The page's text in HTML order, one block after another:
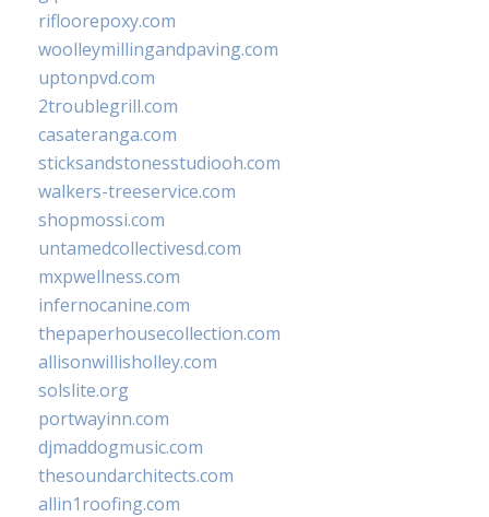
rifloorepoxy.com
woolleymillingandpaving.com
uptonpvd.com
2troublegrill.com
casateranga.com
sticksandstonesstudiooh.com
walkers-treeservice.com
shopmossi.com
untamedcollectivesd.com
mxpwellness.com
infernocanine.com
thepaperhousecollection.com
allisonwillisholley.com
solslite.org
portwayinn.com
djmaddogmusic.com
thesoundarchitects.com
allin1roofing.com